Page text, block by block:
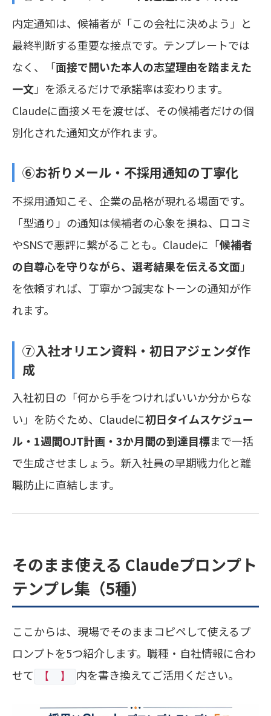
内定通知は、候補者が「この会社に決めよう」と
最終判断する重要な接点です。テンプレートでは
なく、「面接で聞いた本人の志望理由を踏まえた
一文」を添えるだけで承諾率は変わります。
Claudeに面接メモを渡せば、その候補者だけの個
別化された通知文が作れます。
⑥お祈りメール・不採用通知の丁寧化
不採用通知こそ、企業の品格が現れる場面です。
「型通り」の通知は候補者の心象を損ね、口コミ
やSNSで悪評に繋がることも。Claudeに「候補者
の自尊心を守りながら、選考結果を伝える文面 」
を依頼すれば、丁寧かつ誠実なトーンの通知が作
れます。
⑦入社オリエン資料・初日アジェンダ作
成
入社初日の「何から手をつければいいか分からな
い」を防ぐため、Claudeに初日タイムスケジュー
ル・1週間OJT計画・3か月間の到達目標まで一括
で生成させましょう。新入社員の早期戦力化と離
職防止に直結します。
そのまま使える Claudeプロンプト
テンプレ集（5種）
ここからは、現場でそのままコピペして使えるプ
ロンプトを5つ紹介します。職種・自社情報に合わ
せて
【 】 内を書き換えてご活用ください。